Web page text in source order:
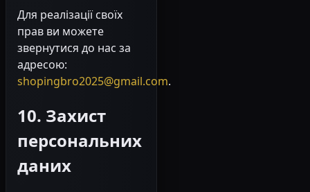
Для реалізації своїх
прав ви можете
звернутися до нас за
адресою:
shopingbro2025@gmail.com.
10. Захист
персональних
даних